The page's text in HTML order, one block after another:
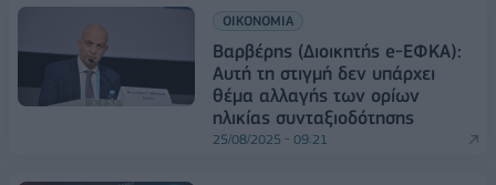
ΟΙΚΟΝΟΜΙΑ
Βαρβέρης (Διοικητής e-ΕΦΚΑ):
Αυτή τη στιγμή δεν υπάρχει
θέμα αλλαγής των ορίων
ηλικίας συνταξιοδότησης
25/08/2025 - 09:21